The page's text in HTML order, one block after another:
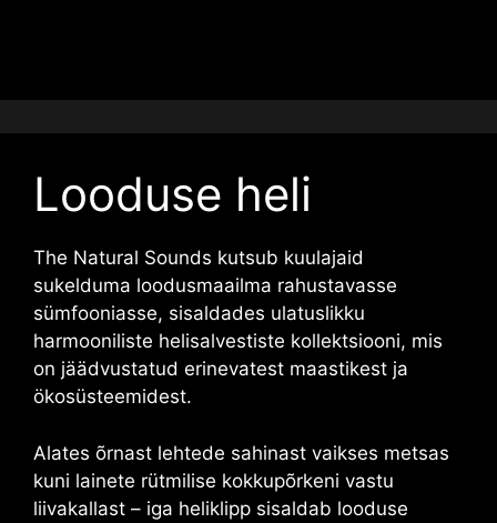
Looduse heli
The Natural Sounds kutsub kuulajaid
sukelduma loodusmaailma rahustavasse
sümfooniasse, sisaldades ulatuslikku
harmooniliste helisalvestiste kollektsiooni, mis
on jäädvustatud erinevatest maastikest ja
ökosüsteemidest.
Alates õrnast lehtede sahinast vaikses metsas
kuni lainete rütmilise kokkupõrkeni vastu
liivakallast – iga heliklipp sisaldab looduse